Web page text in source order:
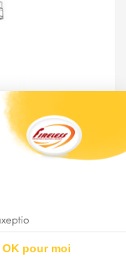
face flèche